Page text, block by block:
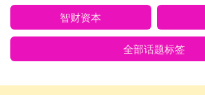
智财资本
全部话题标签